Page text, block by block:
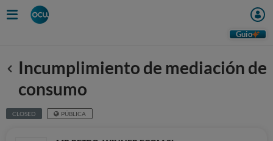
Guio
Anterior
Incumplimiento de mediación de
consumo
CLOSED PÚBLICA